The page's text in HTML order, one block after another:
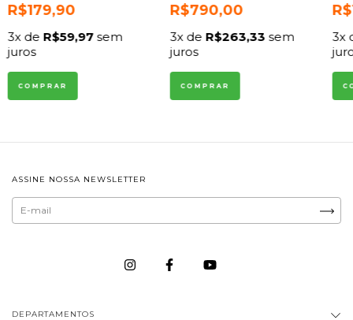
R$179,90
3x de R$59,97sem
juros
R$790,00
3x de R$263,33 sem
juros
3x
ASSINE NOSSA NEWSLETTER
DEPARTAMENTOS